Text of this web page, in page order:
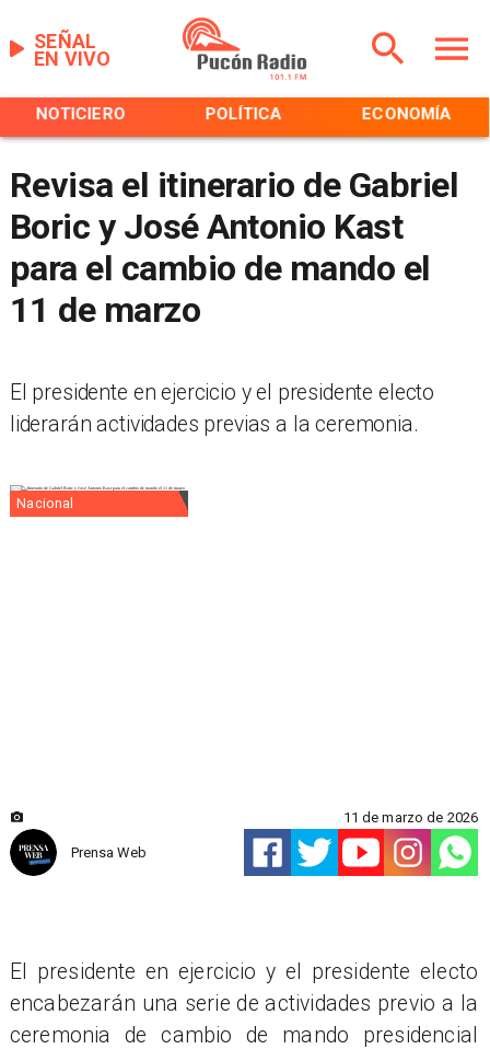
EN VIVO
SEÑAL
NOTICIERO POLÍTICA ECONOMÍA
Revisa el itinerario de Gabriel
Boric y José Antonio Kast
para el cambio de mando el
11 de marzo
El presidente en ejercicio y el presidente electo
liderarán actividades previas a la ceremonia.
Nacional
Prensa Web
11 de marzo de 2026
El presidente en ejercicio y el presidente electo
encabezarán una serie de actividades previo a la
ceremonia de cambio de mando presidencial